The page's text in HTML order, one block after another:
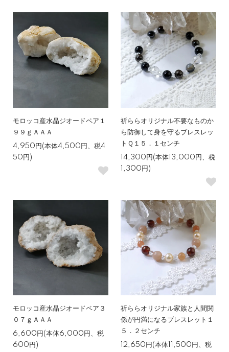
モロッコ産水晶ジオードペア１
９９ｇＡＡＡ
4,950円(本体4,500円、税4
50円)
祈ららオリジナル不要なものか
ら防御して身を守るブレスレッ
トＱ１５．１センチ
14,300円(本体13,000円、税
1,300円)
モロッコ産水晶ジオードペア３
０７ｇＡＡＡ
6,600円(本体6,000円、税
600円)
祈ららオリジナル家族と人間関
係が円満になるブレスレット１
５．２センチ
12,650円(本体11,500円、税